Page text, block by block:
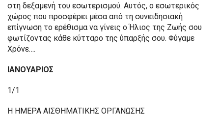
στη δεξαμενή του εσωτερισμού. Αυτός, ο εσωτερικός
χώρος που προσφέρει μέσα από τη συνειδησιακή
επίγνωση το ερέθισμα να γίνεις ο Ήλιος της Ζωής σου
φωτίζοντας κάθε κύτταρο της ύπαρξής σου. Φύγαμε
Χρόνε….
ΙΑΝΟΥΑΡΙΟΣ
1/1
Η ΗΜΕΡΑ ΑΙΣΘΗΜΑΤΙΚΗΣ ΟΡΓΑΝΩΣΗΣ